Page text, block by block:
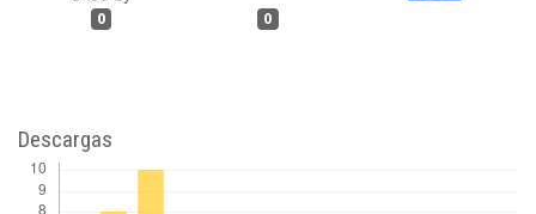
0 0
Descargas